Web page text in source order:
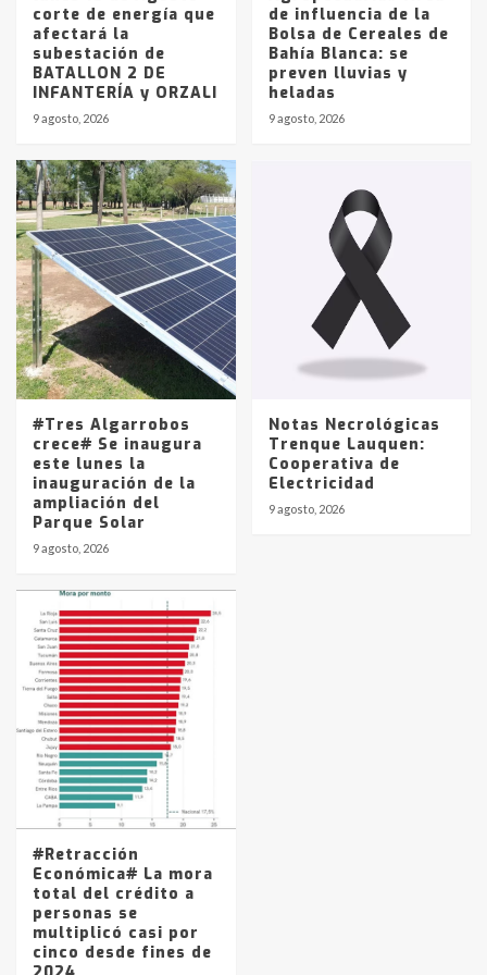
corte de energía que
afectará la
subestación de
BATALLON 2 DE
INFANTERÍA y ORZALI
9 agosto, 2026
de influencia de la
Bolsa de Cereales de
Bahía Blanca: se
preven lluvias y
heladas
9 agosto, 2026
#Tres Algarrobos
crece# Se inaugura
este lunes la
inauguración de la
ampliación del
Parque Solar
9 agosto, 2026
Notas Necrológicas
Trenque Lauquen:
Cooperativa de
Electricidad
9 agosto, 2026
#Retracción
Económica# La mora
total del crédito a
personas se
multiplicó casi por
cinco desde fines de